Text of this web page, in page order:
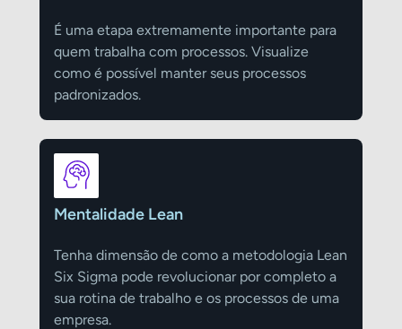
É uma etapa extremamente importante para
quem trabalha com processos. Visualize
como é possível manter seus processos
padronizados.
Mentalidade Lean
Tenha dimensão de como a metodologia Lean
Six Sigma pode revolucionar por completo a
sua rotina de trabalho e os processos de uma
empresa.